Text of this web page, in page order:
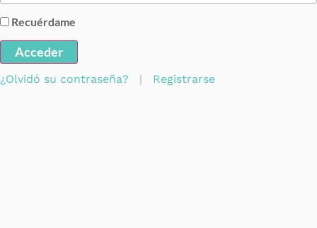
Recuérdame
Acceder
¿Olvidó su contraseña? Registrarse